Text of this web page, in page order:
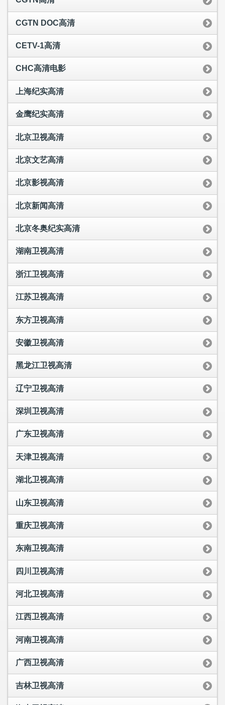
CGTN DOC高清
CETV-1高清
CHC高清电影
上海纪实高清
金鹰纪实高清
北京卫视高清
北京文艺高清
北京影视高清
北京新闻高清
北京冬奥纪实高清
湖南卫视高清
浙江卫视高清
江苏卫视高清
东方卫视高清
安徽卫视高清
黑龙江卫视高清
辽宁卫视高清
深圳卫视高清
广东卫视高清
天津卫视高清
湖北卫视高清
山东卫视高清
重庆卫视高清
东南卫视高清
四川卫视高清
河北卫视高清
江西卫视高清
河南卫视高清
广西卫视高清
吉林卫视高清